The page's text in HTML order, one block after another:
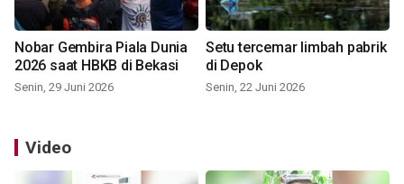
Nobar Gembira Piala Dunia
2026 saat HBKB di Bekasi
Senin, 29 Juni 2026
Setu tercemar limbah pabrik
di Depok
Senin, 22 Juni 2026
Video